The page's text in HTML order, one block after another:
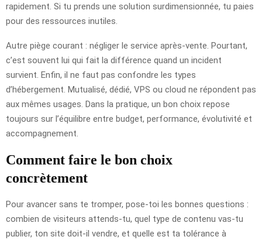
rapidement. Si tu prends une solution surdimensionnée, tu paies
pour des ressources inutiles.
Autre piège courant : négliger le service après-vente. Pourtant,
c’est souvent lui qui fait la différence quand un incident
survient. Enfin, il ne faut pas confondre les types
d’hébergement. Mutualisé, dédié, VPS ou cloud ne répondent pas
aux mêmes usages. Dans la pratique, un bon choix repose
toujours sur l’équilibre entre budget, performance, évolutivité et
accompagnement.
Comment faire le bon choix
concrètement
Pour avancer sans te tromper, pose-toi les bonnes questions :
combien de visiteurs attends-tu, quel type de contenu vas-tu
publier, ton site doit-il vendre, et quelle est ta tolérance à